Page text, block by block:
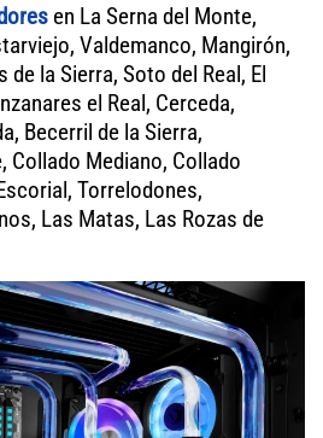
en La Serna del Monte,
Valdemanco, Mangirón,
la Sierra, Soto del Real, El
el Real, Cerceda,
Becerril de la Sierra,
Collado Mediano, Collado
Torrelodones,
Las Matas, Las Rozas de